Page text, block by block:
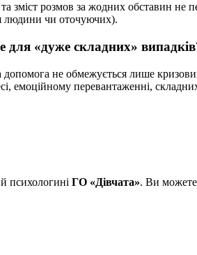
розмов за жодних обставин не
людини чи оточуючих).
«дуже складних»
допомога не обмежується лише
емоційному перевантаженні,
психологині ГО «Дівчата». Ви можете